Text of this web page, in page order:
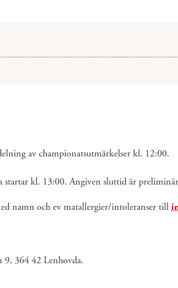
av championatsutmärkelser kl. 12:00.
startar kl. 13:00. Angiven sluttid är
namn och ev matallergier/intoleranser till
9, 364 42 Lenhovda.